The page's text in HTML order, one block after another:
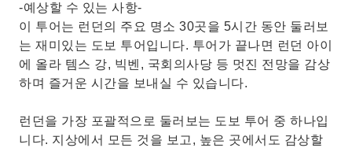
-예상할 수 있는 사항-
이 투어는 런던의 주요 명소 30곳을 5시간 동안 둘러보
는 재미있는 도보 투어입니다. 투어가 끝나면 런던 아이
에 올라 템스 강, 빅벤, 국회의사당 등 멋진 전망을 감상
하며 즐거운 시간을 보내실 수 있습니다.
런던을 가장 포괄적으로 둘러보는 도보 투어 중 하나입
니다. 지상에서 모든 것을 보고, 높은 곳에서도 감상할